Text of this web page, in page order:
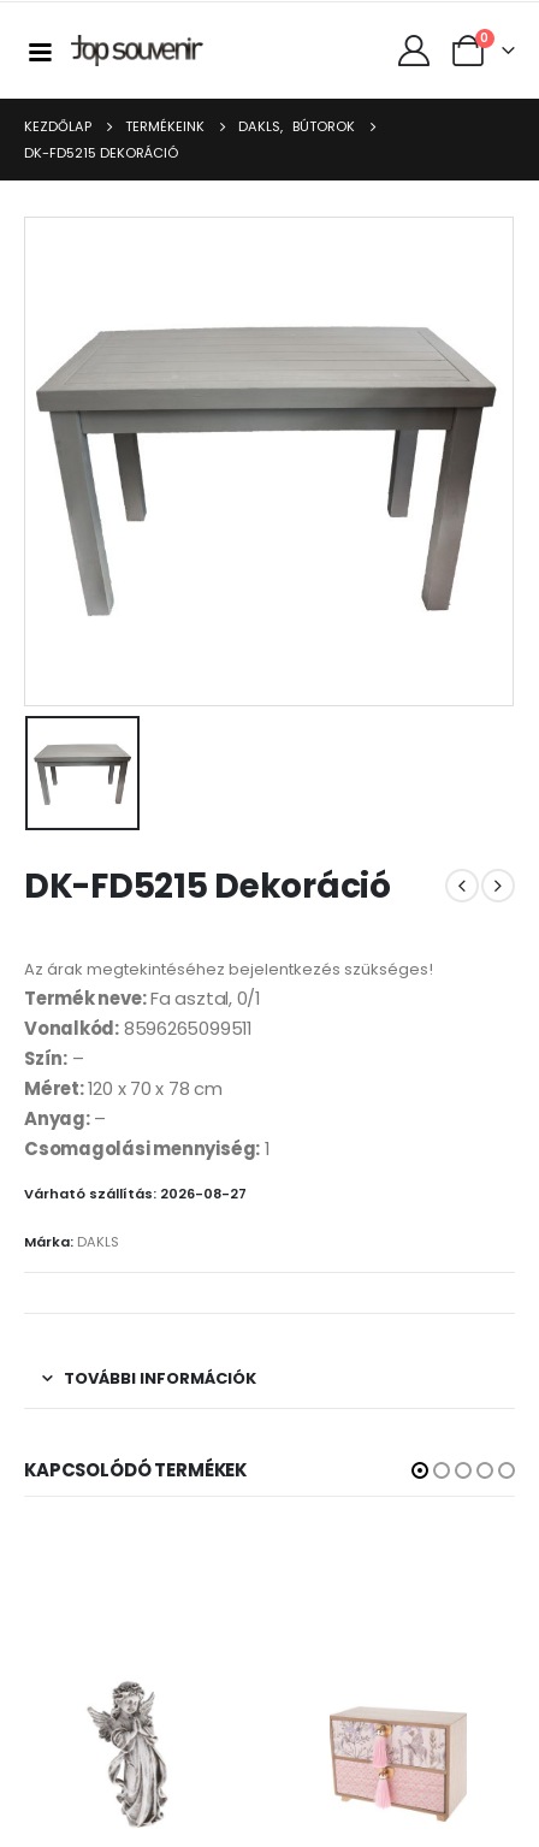
0
KEZDŐLAP TERMÉKEINK DAKLS, BÚTOROK
DK-FD5215 DEKORÁCIÓ
DK-FD5215 Dekoráció
Az árak megtekintéséhez bejelentkezés szükséges!
Termék neve:Fa asztal, 0/1
Vonalkód:8596265099511
Szín:–
Méret:120 x 70 x 78 cm
Anyag:–
Csomagolási mennyiség:1
Várható szállítás: 2026-08-27
Márka: DAKLS
TOVÁBBI INFORMÁCIÓK
KAPCSOLÓDÓ TERMÉKEK